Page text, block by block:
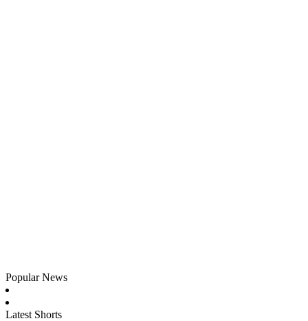
Popular News
Latest Shorts